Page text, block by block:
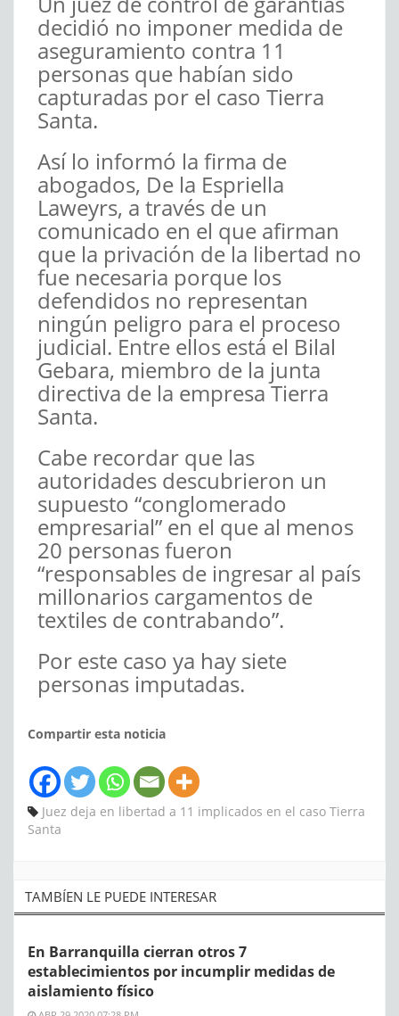
decidió no imponer medida de
aseguramiento contra 11
personas que habían sido
capturadas por el caso Tierra
Santa.
Así lo informó la firma de
abogados, De la Espriella
Laweyrs, a través de un
comunicado en el que afirman
que la privación de la libertad no
fue necesaria porque los
defendidos no representan
ningún peligro para el proceso
judicial. Entre ellos está el Bilal
Gebara, miembro de la junta
directiva de la empresa Tierra
Santa.
Cabe recordar que las
autoridades descubrieron un
supuesto “conglomerado
empresarial” en el que al menos
20 personas fueron
“responsables de ingresar al país
millonarios cargamentos de
textiles de contrabando”.
Por este caso ya hay siete
personas imputadas.
Compartir esta noticia
Juez deja en libertad a 11 implicados en el caso Tierra
Santa
TAMBÍEN LE PUEDE INTERESAR
En Barranquilla cierran otros 7
establecimientos por incumplir medidas de
aislamiento físico